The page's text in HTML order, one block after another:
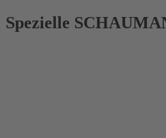
Spezielle